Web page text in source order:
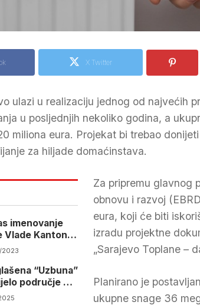
X Twitter
ulazi u realizaciju jednog od najvećih
u posljednjih nekoliko godina, a
miliona eura. Projekat bi trebao
za hiljade domaćinstava.
imenovanje
Vlade Kantona
“Uzbuna”
područje KS
izrazito
Za pripremu glavnog
obnovu i razvoj
eura, koji će biti
izradu projektne
„Sarajevo Toplane –
Planirano je
ukupne snage 36